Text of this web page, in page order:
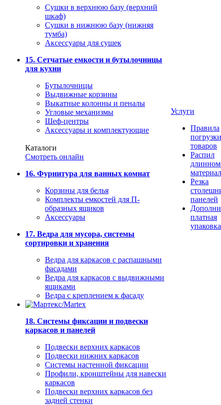
Сушки в верхнюю базу (верхний
шкаф)
Сушки в нижнюю базу (нижняя
тумба)
Аксессуары для сушек
15. Сетчатые емкости и бутылочницы
для кухни
Бутылочницы
Выдвижные корзины
Выкатные колонны и пеналы
Угловые механизмы
Шеф-центры
Аксессуары и комплектующие
Каталоги
Смотреть онлайн
16. Фурнитура для ванных комнат
Корзины для белья
Комплекты емкостей для П-
образных ящиков
Аксессуары
17. Ведра для мусора, системы
сортировки и хранения
Ведра для каркасов с распашными
фасадами
Ведра для каркасов с выдвижными
ящиками
Ведра с креплением к фасаду
18. Системы фиксации и подвески
каркасов и панелей
Подвески верхних каркасов
Подвески нижних каркасов
Системы настенной фиксации
Профили, кронштейны для навески
каркасов
Подвески верхних каркасов без
задней стенки
Услуги
Правила
погрузки
товаров
Распил
Резка
панелей
платная
упаковка